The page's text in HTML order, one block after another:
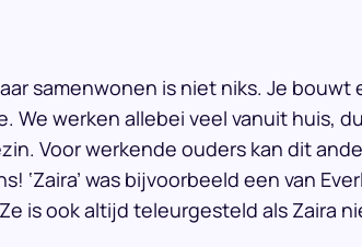
samenwonen is niet niks. Je
werken allebei veel vanuit huis,
Voor werkende ouders kan dit
was bijvoorbeeld een van
is ook altijd teleurgesteld als Zaira